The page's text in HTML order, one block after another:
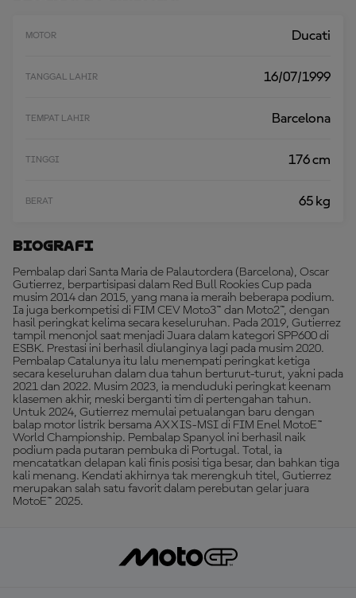
B
MOTOR Ducati
TANGGAL LAHIR 16/07/1999
TEMPAT LAHIR Barcelona
TINGGI 176 cm
BERAT 65 kg
Biografi
Pembalap dari Santa Maria de Palautordera (Barcelona), Oscar
Gutierrez, berpartisipasi dalam Red Bull Rookies Cup pada
musim 2014 dan 2015, yang mana ia meraih beberapa podium.
Ia juga berkompetisi di FIM CEV Moto3™ dan Moto2™, dengan
hasil peringkat kelima secara keseluruhan. Pada 2019, Gutierrez
tampil menonjol saat menjadi Juara dalam kategori SPP600 di
ESBK. Prestasi ini berhasil diulanginya lagi pada musim 2020.
Pembalap Catalunya itu lalu menempati peringkat ketiga
secara keseluruhan dalam dua tahun berturut-turut, yakni pada
2021 dan 2022. Musim 2023, ia menduduki peringkat keenam
klasemen akhir, meski berganti tim di pertengahan tahun.
Untuk 2024, Gutierrez memulai petualangan baru dengan
balap motor listrik bersama AXXIS-MSI di FIM Enel MotoE™
World Championship. Pembalap Spanyol ini berhasil naik
podium pada putaran pembuka di Portugal. Total, ia
mencatatkan delapan kali finis posisi tiga besar, dan bahkan tiga
kali menang. Kendati akhirnya tak merengkuh titel, Gutierrez
merupakan salah satu favorit dalam perebutan gelar juara
MotoE™ 2025.